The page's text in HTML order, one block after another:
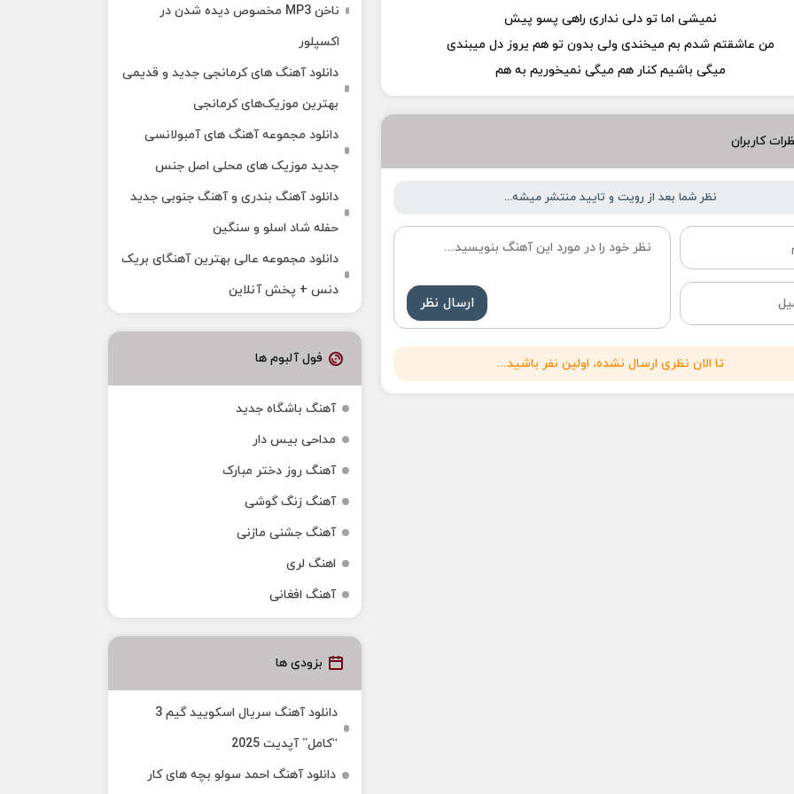
نمیشی اما تو دلی نداری راهی پسو پیش
من عاشقتم شدم بم میخندی ولی بدون تو هم یروز دل میبندی
میگی باشیم کنار هم میگی نمیخوریم به هم
کاربران
نظر شما بعد از رویت و تایید منتشر میشه...
ارسال نظر
تا الان نظری ارسال نشده، اولین نفر باشید...
ناخن MP3 مخصوص دیده شدن در
اکسپلور
دانلود آهنگ‌ های کرمانجی جدید و قدیمی
بهترین موزیک‌های کرمانجی
دانلود مجموعه آهنگ های آمبولانسی
جدید موزیک های محلی اصل جنس
دانلود آهنگ بندری و آهنگ جنوبی جدید
حفله شاد اسلو و سنگین
دانلود مجموعه عالی بهترین آهنگای بریک
دنس + پخش آنلاین
فول آلبوم ها
آهنگ باشگاه جدید
مداحی بیس دار
آهنگ روز دختر مبارک
آهنگ زنگ گوشی
آهنگ جشنی مازنی
اهنگ لری
آهنگ افغانی
بزودی ها
دانلود آهنگ سریال اسکویید گیم 3
“کامل” آپدیت 2025
دانلود آهنگ احمد سولو بچه های کار